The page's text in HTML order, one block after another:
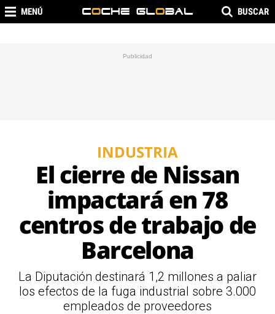
MENÚ BUSCAR
INDUSTRIA
El cierre de Nissan
impactará en 78
centros de trabajo de
Barcelona
La Diputación destinará 1,2 millones a paliar
los efectos de la fuga industrial sobre 3.000
empleados de proveedores